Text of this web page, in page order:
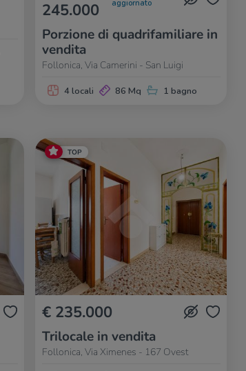
245.000
aggiornato
Porzione di quadrifamiliare in
vendita
Follonica, Via Camerini - San Luigi
4 locali 86 Mq 1 bagno
TOP
€ 235.000
Trilocale in vendita
Follonica, Via Ximenes - 167 Ovest